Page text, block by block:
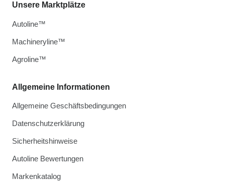
Allgemeine Informationen
Allgemeine Geschäftsbedingungen
Datenschutzerklärung
Sicherheitshinweise
Autoline Bewertungen
Markenkatalog
Unsere Marktplätze
Autoline™
Machineryline™
Agroline™